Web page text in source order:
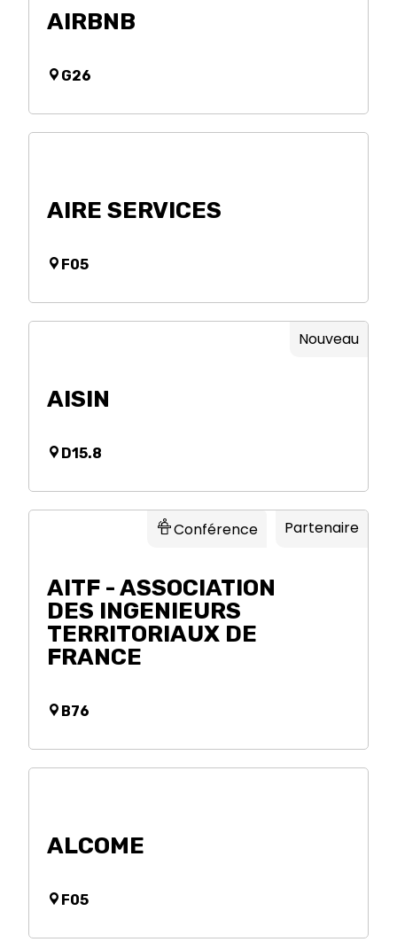
AIRBNB
G26
AIRE SERVICES
F05
AISIN
D15.8
Nouveau
AITF - ASSOCIATION
DES INGENIEURS
TERRITORIAUX DE
FRANCE
B76
Conférence Partenaire
ALCOME
F05